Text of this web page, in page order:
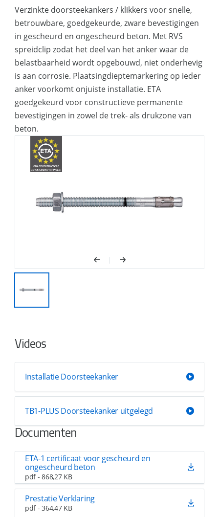
Videos
Installatie Doorsteekanker
TB1-PLUS Doorsteekanker uitgelegd
Documenten
ETA-1 certificaat voor gescheurd en
ongescheurd beton
pdf - 868,27 KB
Prestatie Verklaring
pdf - 364,47 KB
verjongde kop kan het anker in het
boorgat wordt geslagen zonder
beschadiging van de schroefdraad /
spoed
Uniek clip ontwerp voor hogere
belastbaarheden
Met geharde RVS spreidclip: het deel
van het anker waar de belastbaarheid
aan corrosie
Verzinkte doorsteekankers / klikkers voor snelle,
betrouwbare, goedgekeurde, zware bevestigingen
in gescheurd en ongescheurd beton. Met RVS
spreidclip zodat het deel van het anker waar de
belastbaarheid wordt opgebouwd, niet onderhevig
is aan corrosie. Plaatsingdieptemarkering op ieder
anker voorkomt onjuiste installatie. ETA
goedgekeurd voor constructieve permanente
bevestigingen in zowel de trek- als drukzone van
beton.